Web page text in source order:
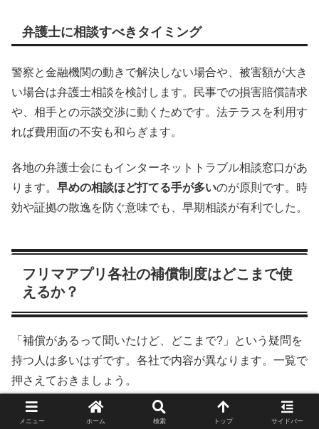
弁護士に相談すべきタイミング
警察と金融機関の動きで解決しない場合や、被害額が大き
い場合は弁護士相談を検討します。民事での損害賠償請求
や、相手との示談交渉に動くためです。法テラスを利用す
れば費用面の不安も和らぎます。
各地の弁護士会にもインターネットトラブル相談窓口があ
ります。 早めの相談ほど打てる手が多いのが原則です。時
効や証拠の散逸を防ぐ意味でも、早期相談が有利でした。
フリマアプリ各社の補償制度はどこまで使
えるか？
「補償があるって聞いたけど、どこまで?」という疑問を
持つ人は多いはずです。各社で内容が異なります。一覧で
押さえておきましょう。
メニュー ホーム 検索 トップ サイドバー